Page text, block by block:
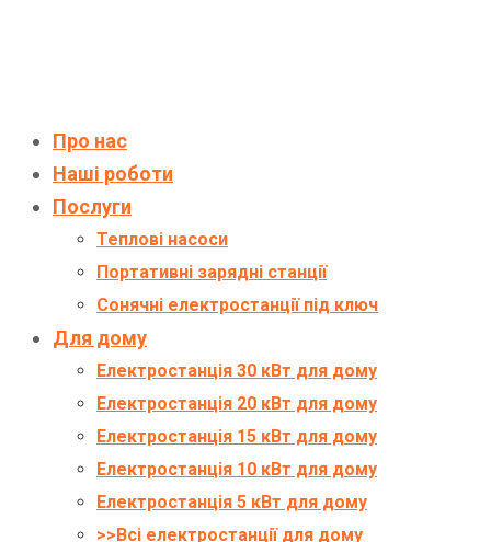
Про нас
Наші роботи
Послуги
Теплові насоси
Портативні зарядні станції
Сонячні електростанції під ключ
Для дому
Електростанція 30 кВт для дому
Електростанція 20 кВт для дому
Електростанція 15 кВт для дому
Електростанція 10 кВт для дому
Електростанція 5 кВт для дому
>>Всі електростанції для дому